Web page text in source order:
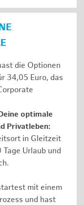
die Optionen
34,05 Euro, das
optimale
Privatleben:
in Gleitzeit
Urlaub und
mit einem
und hast